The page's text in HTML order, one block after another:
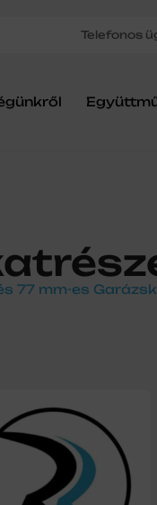
Telefonos
77 mm-es